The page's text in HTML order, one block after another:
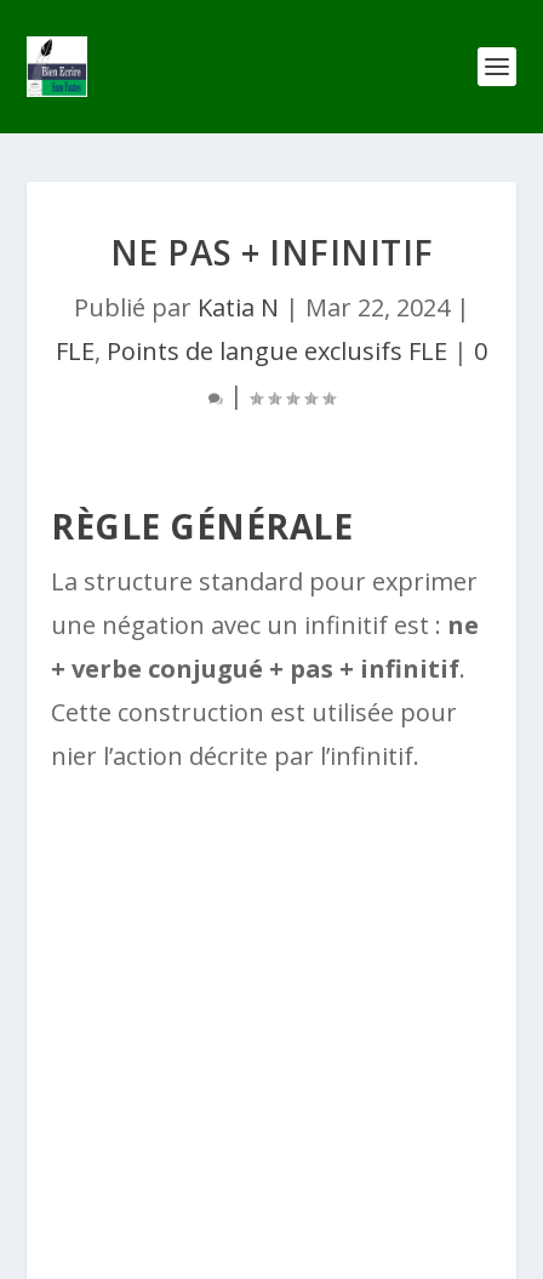
NE PAS + INFINITIF
Publié par Katia N | Mar 22, 2024|
FLE, Points de langue exclusifs FLE | 0
|
RÈGLE GÉNÉRALE
La structure standard pour exprimer
une négation avec un infinitif est : ne
+ verbe conjugué + pas + infinitif.
Cette construction est utilisée pour
nier l’action décrite par l’infinitif.